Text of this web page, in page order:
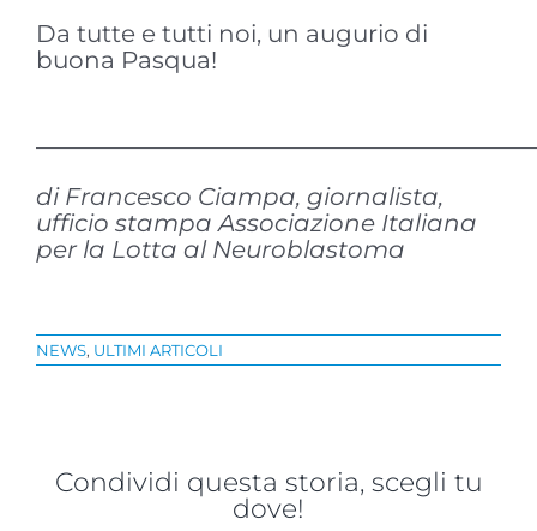
Da tutte e tutti noi, un augurio di
buona Pasqua!
di Francesco Ciampa, giornalista,
ufficio stampa Associazione Italiana
per la Lotta al Neuroblastoma
NEWS, ULTIMI ARTICOLI
Condividi questa storia, scegli tu
dove!